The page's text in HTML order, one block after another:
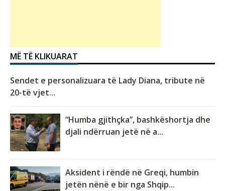
MË TË KLIKUARAT
Sendet e personalizuara të Lady Diana, tribute në
20-të vjet...
“Humba gjithçka”, bashkëshortja dhe
djali ndërruan jetë në a...
Aksident i rëndë në Greqi, humbin
jetën nënë e bir nga Shqip...